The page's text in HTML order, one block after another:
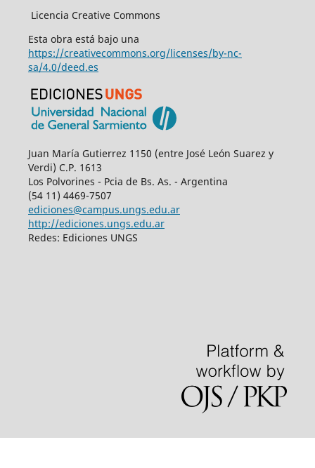
Licencia Creative Commons
Esta obra está bajo una
https://creativecommons.org/licenses/by-nc-
sa/4.0/deed.es
Juan María Gutierrez 1150 (entre José León Suarez y
Verdi) C.P. 1613
Los Polvorines - Pcia de Bs. As. - Argentina
(54 11) 4469-7507
ediciones@campus.ungs.edu.ar
http://ediciones.ungs.edu.ar
Redes: Ediciones UNGS